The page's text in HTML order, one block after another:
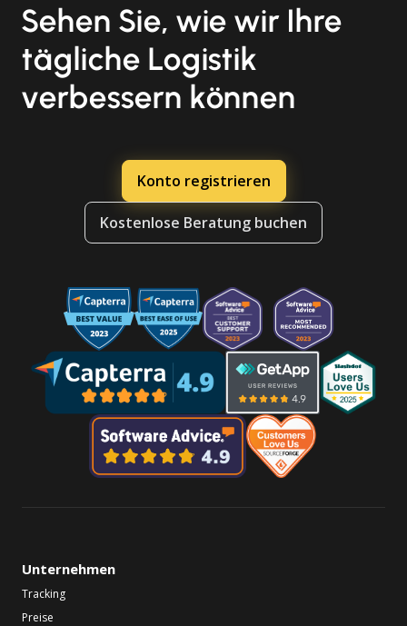
Sehen Sie, wie wir Ihre
tägliche Logistik
verbessern können
Konto registrieren
Kostenlose Beratung buchen
Unternehmen
Tracking
Preise